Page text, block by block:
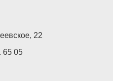
22
65 05